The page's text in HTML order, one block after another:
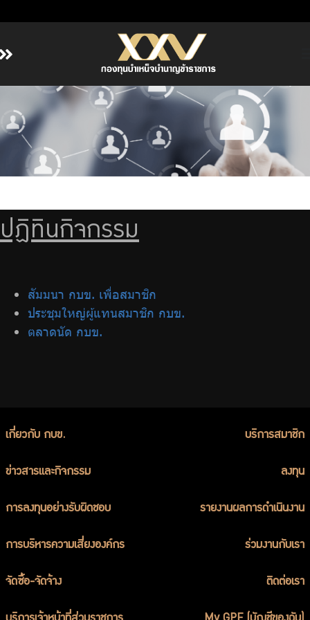
เกี่ยวกับ กบข.
บริการสมาชิก
ลงทุน
รายงานผลการดำเนินงาน
บริการเจ้าหน้าที่ส่วนราชการ
ร่วมงานกับเรา
ปฏิทินกิจกรรม
สัมมนา กบข. เพื่อสมาชิก
ประชุมใหญ่ผู้แทนสมาชิก กบข.
ตลาดนัด กบข.
เกี่ยวกับ กบข. บริการสมาชิก
ข่าวสารและกิจกรรม ลงทุน
การลงทุนอย่างรับผิดชอบ รายงานผลการดำเนินงาน
การบริหารความเสี่ยงองค์กร ร่วมงานกับเรา
จัดซื้อ-จัดจ้าง ติดต่อเรา